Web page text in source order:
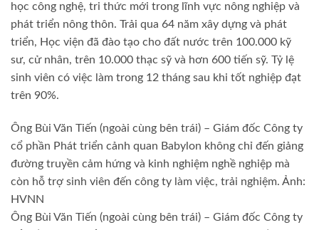
học công nghệ, tri thức mới trong lĩnh vực nông nghiệp và
phát triển nông thôn. Trải qua 64 năm xây dựng và phát
triển, Học viện đã đào tạo cho đất nước trên 100.000 kỹ
sư, cử nhân, trên 10.000 thạc sỹ và hơn 600 tiến sỹ. Tỷ lệ
sinh viên có việc làm trong 12 tháng sau khi tốt nghiệp đạt
trên 90%.
Ông Bùi Văn Tiến (ngoài cùng bên trái) – Giám đốc Công ty
cổ phần Phát triển cảnh quan Babylon không chỉ đến giảng
đường truyền cảm hứng và kinh nghiệm nghề nghiệp mà
còn hỗ trợ sinh viên đến công ty làm việc, trải nghiệm. Ảnh:
HVNN
Ông Bùi Văn Tiến (ngoài cùng bên trái) – Giám đốc Công ty